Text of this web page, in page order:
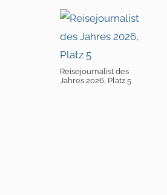
Reisejournalist des
Jahres 2026, Platz 5